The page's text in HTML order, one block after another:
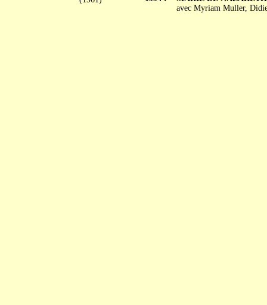
avec Myriam Muller,